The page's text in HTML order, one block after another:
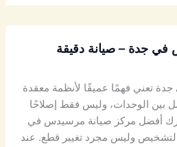
جدة – صيانة دقيقة
تعني فهمًا عميقًا لأنظمة معقدة
بين الوحدات، وليس فقط إصلاحًا
أفضل مركز صيانة مرسيدس في
وليس مجرد تغيير قطع. عند